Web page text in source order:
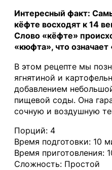
Интересный факт:
кёфте восходят к 14
Слово «кёфте»
«кюфта», что
В этом рецепте мы
ягнятиной и
добавлением
пищевой соды. Она
сочную и воздушную
Порций: 4
Время подготовки: 10
Время приготовления:
Сложность: Простой